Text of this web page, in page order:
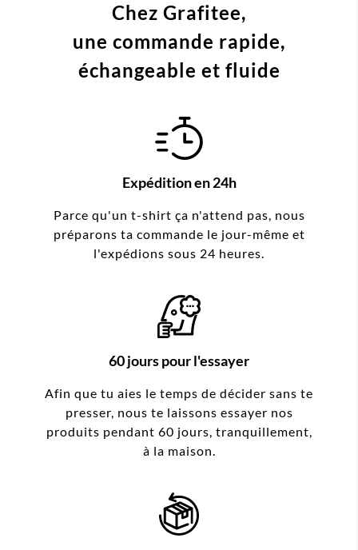
Chez Grafitee,
une commande rapide,
échangeable et fluide
Expédition en 24h
Parce qu'un t-shirt ça n'attend pas, nous
préparons ta commande le jour-même et
l'expédions sous 24 heures.
60 jours pour l'essayer
Afin que tu aies le temps de décider sans te
presser, nous te laissons essayer nos
produits pendant 60 jours, tranquillement,
à la maison.